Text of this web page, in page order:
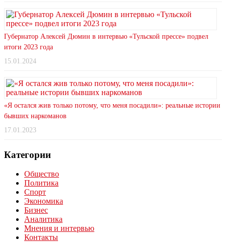
Губернатор Алексей Дюмин в интервью «Тульской прессе» подвел
итоги 2023 года
15.01.2024
«Я остался жив только потому, что меня посадили»: реальные истории
бывших наркоманов
17.01.2023
Категории
Общество
Политика
Спорт
Экономика
Бизнес
Аналитика
Мнения и интервью
Контакты